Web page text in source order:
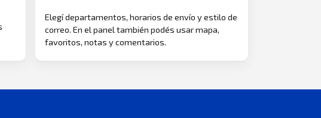
Elegí departamentos, horarios de envío y estilo de
correo. En el panel también podés usar mapa,
favoritos, notas y comentarios.